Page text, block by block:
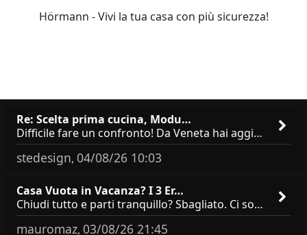
Hörmann - Vivi la tua casa con più sicurezza!
Re: Scelta prima cucina, Modu…
Difficile fare un confronto! Da Veneta hai aggiunto i pensili a tutta altezza e una colonna dispensa da 30, che da soli
stedesign, 04/08/26 10:03
Casa Vuota in Vacanza? I 3 Er…
Chiudi tutto e parti tranquillo? Sbagliato. Ci sono 3 comportamenti che dicono ai ladri &quot;sono via per due settimane
mauromaz, 03/08/26 21:45